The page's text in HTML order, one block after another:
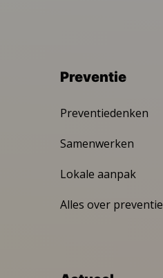
Preventie
Preventiedenken
Samenwerken
Lokale aanpak
Alles over preventie